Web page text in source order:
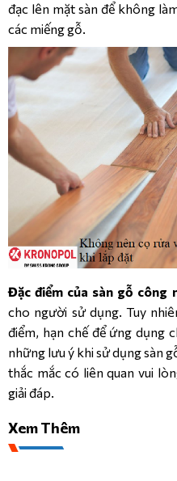
đạc lên mặt sàn để không
các miếng gỗ.
Đặc điểm của sàn gỗ công
cho người sử dụng. Tuy
điểm, hạn chế để ứng dụng
những lưu ý khi sử dụng sàn
thắc mắc có liên quan vui
giải đáp.
Xem Thêm